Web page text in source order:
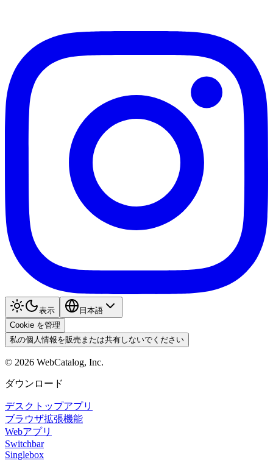
表示
日本語
Cookie を管理
私の個人情報を販売または共有しないでください
© 2026 WebCatalog, Inc.
ダウンロード
デスクトップアプリ
ブラウザ拡張機能
Webアプリ
Switchbar
Singlebox